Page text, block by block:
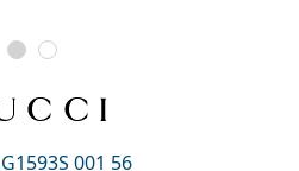
001 56